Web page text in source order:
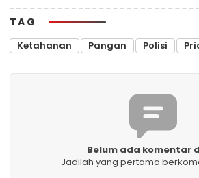
TAG
Ketahanan Pangan Polisi
Belum ada komentar
Jadilah yang pertama